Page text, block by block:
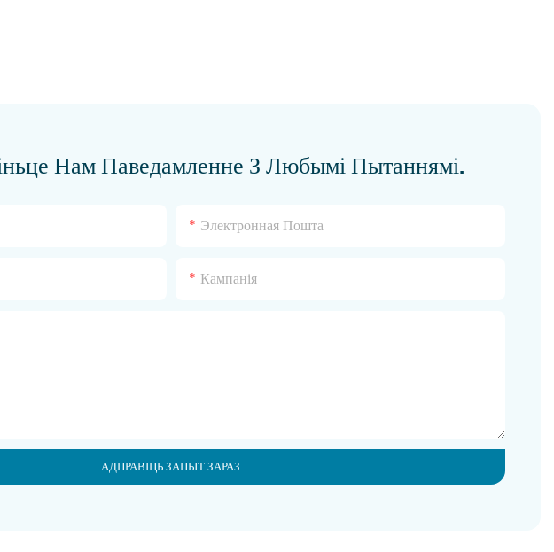
Нам Паведамленне З Любымі Пытаннямі.
Электронная Пошта
Кампанія
АДПРАВІЦЬ ЗАПЫТ ЗАРАЗ